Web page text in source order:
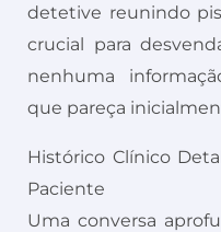
detetive reunindo
crucial para
nenhuma
que pareça
Histórico Clínico
Paciente
Uma conversa